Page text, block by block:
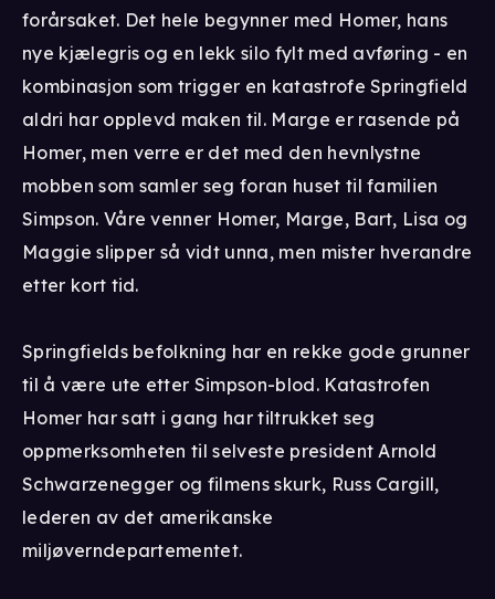
forårsaket. Det hele begynner med Homer, hans
nye kjælegris og en lekk silo fylt med avføring - en
kombinasjon som trigger en katastrofe Springfield
aldri har opplevd maken til. Marge er rasende på
Homer, men verre er det med den hevnlystne
mobben som samler seg foran huset til familien
Simpson. Våre venner Homer, Marge, Bart, Lisa og
Maggie slipper så vidt unna, men mister hverandre
etter kort tid.
Springfields befolkning har en rekke gode grunner
til å være ute etter Simpson-blod. Katastrofen
Homer har satt i gang har tiltrukket seg
oppmerksomheten til selveste president Arnold
Schwarzenegger og filmens skurk, Russ Cargill,
lederen av det amerikanske
miljøverndepartementet.